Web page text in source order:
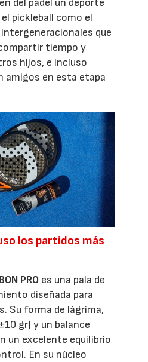
del pádel un deporte
pickleball como el
que
tiempo y
hijos, e incluso
amigos en esta etapa
los partidos más
PRO es una pala de
diseñada para
Su forma de lágrima,
gr) y un balance
un excelente equilibrio
En su núcleo